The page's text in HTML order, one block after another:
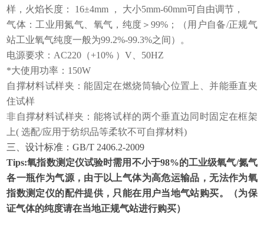
样 ， 火焰长度： 16±4mm ， 大小5mm-60mm可自由调节 ，
气体： 工业用氮气、氧气，纯度＞99%； （用户自备/正规气
站工业氧气纯度一般为99.2%-99.3%之间 ）
。
电源要求： AC220（+10% ）V、50HZ
*大使用功率： 150W
自撑材料试样夹：能固定在燃烧筒轴心位置上、并能垂直夹
住试样
非自撑材料试样夹：能将试样的两个垂直边同时固定在框架
上( 选配/应用于纺织品等柔软不可自撑材料)
三、设计标准：GB/T 2406.2-2009
Tips:氧指数测定仪试验时需用不小于98%的工业级氧气/氮气
各一瓶作为气源，由于以上气体为高危运输品，无法作为氧
指数测定仪的配件提供，只能在用户当地气站购买。（为保
证气体的纯度请在当地正规气站进行购买）